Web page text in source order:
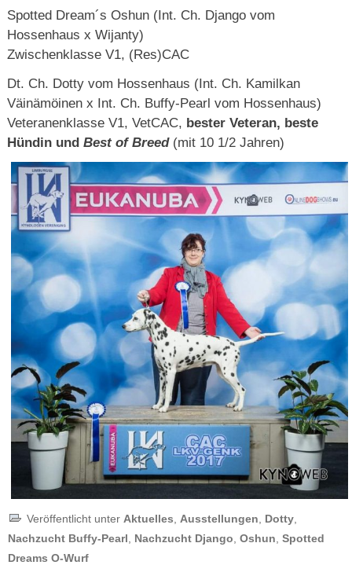
Spotted Dream´s Oshun (Int. Ch. Django vom
Hossenhaus x Wijanty)
Zwischenklasse V1, (Res)CAC
Dt. Ch. Dotty vom Hossenhaus (Int. Ch. Kamilkan
Väinämöinen x Int. Ch. Buffy-Pearl vom Hossenhaus)
Veteranenklasse V1, VetCAC, bester Veteran, beste
Hündin undBest of Breed (mit 10 1/2 Jahren)
Veröffentlicht unter Aktuelles Ausstellungen Dotty
Nachzucht Buffy-Pearl
Nachzucht Django ,Oshun ,Spotted
Dreams O-Wurf